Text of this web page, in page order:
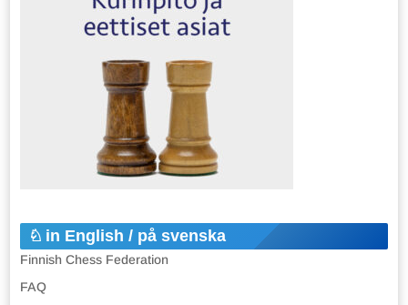
in English / på svenska
Finnish Chess Federation
FAQ